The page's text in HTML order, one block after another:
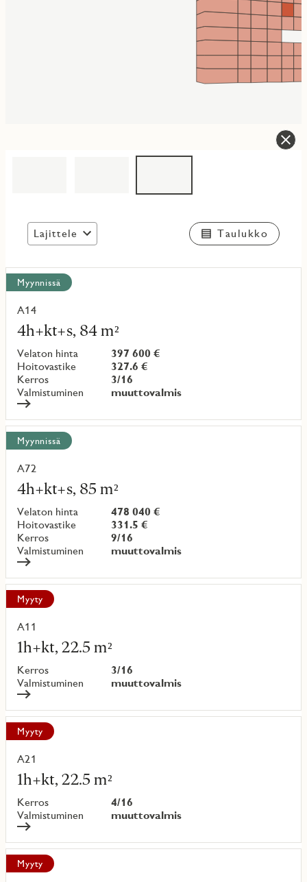
Lajittele Taulukko
Näytä
kaikki
kohteet
Myynnissä
A14
4h+kt+s, 84 m²
Velaton hinta
397 600 €
Hoitovastike
327.6 €
Kerros
3/16
Valmistuminen
muuttovalmis
Lue
lisää
kohteesta
Myynnissä
A72
4h+kt+s, 85 m²
Velaton hinta
478 040 €
Hoitovastike
331.5 €
Kerros
9/16
Valmistuminen
muuttovalmis
Lue
lisää
kohteesta
Myyty
A11
1h+kt, 22.5 m²
Kerros
3/16
Valmistuminen
muuttovalmis
Lue
lisää
kohteesta
Myyty
A21
1h+kt, 22.5 m²
Kerros
4/16
Valmistuminen
muuttovalmis
Lue
lisää
kohteesta
Myyty